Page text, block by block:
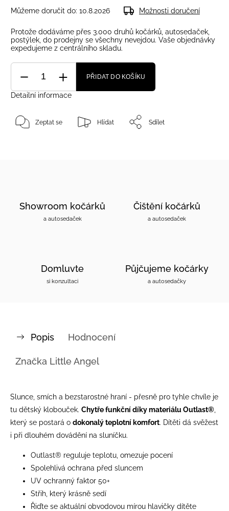
Můžeme doručit do: 10.8.2026 Možnosti doručení
Protože dodáváme přes 3.000 druhů kočárků, autosedaček,
postýlek, do prodejny se všechny nevejdou. Vaše objednávky
expedujeme z centrálního skladu.
PŘIDAT DO KOŠÍKU
Detailní informace
Zeptat se Hlídat Sdílet
Showroom kočárků
a autosedaček
Čištění kočárků
a autosedaček
Domluvte
si konzultaci
Půjčujeme kočárky
a autosedačky
Popis Hodnocení
Značka Little Angel
Slunce, smích a bezstarostné hraní - přesně pro tyhle chvíle je
tu dětský klobouček. Chytře funkční díky materiálu Outlast®
který se postará o dokonalý teplotní komfort. Dítěti dá svěžest
i při dlouhém dovádění na sluníčku.
Outlast® reguluje teplotu, omezuje pocení
Spolehlivá ochrana před sluncem
UV ochranný faktor 50+
Střih, který krásně sedí
Řiďte se aktuální obvodovou mírou hlavičky dítěte